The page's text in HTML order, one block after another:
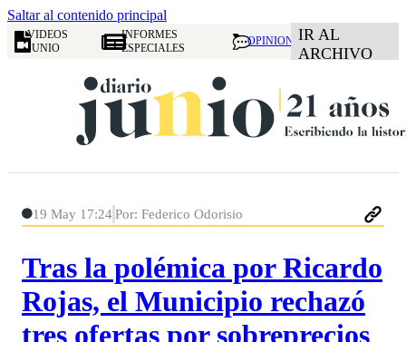
Saltar al contenido principal
VIDEOS
JUNIO
INFORMES
ESPECIALES
OPINION IR AL
ARCHIVO
19 May 17:24Por: Federico Odorisio
Tras la polémica por Ricardo
Rojas, el Municipio rechazó
tres ofertas por sobreprecios